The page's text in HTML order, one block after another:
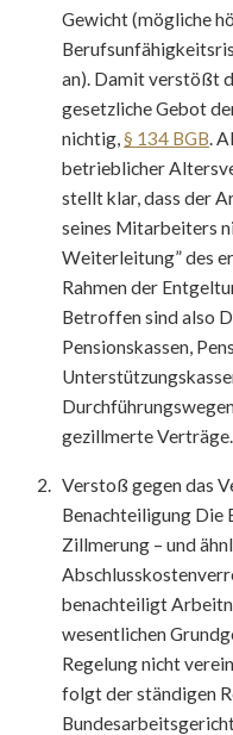
Gewicht (mögliche
an). Damit verstößt
gesetzliche Gebot
nichtig,§ 134 BGB.
betrieblicher
stellt klar, dass der
seines Mitarbeiters
Weiterleitung” des
Rahmen der
Betroffen sind also
Pensionskassen,
gezillmerte Verträge.
Verstoß gegen das
Benachteiligung Die
Zillmerung – und
benachteiligt
wesentlichen
Regelung nicht
folgt der ständigen